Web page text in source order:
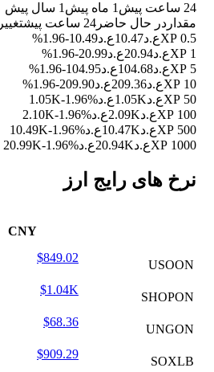
24 ساعت پیش 1 ماه پیش
1 سال پیش
مقدار در حال حاضر 24 ساعت پیش
تغییر 24 ساعته
0.5 XP
ع.د10.47 ع.د10.49
-1.96%
1 XP
ع.د20.94 ع.د20.99
-1.96%
5 XP
ع.د104.68 ع.د104.95
-1.96%
10 XP
ع.د209.36 ع.د209.90
-1.96%
50 XP
ع.د1.05K ع.د1.05K-1.96%
100 XP
ع.د2.09K ع.د2.10K-1.96%
500 XP
ع.د10.47K ع.د10.49K-1.96%
1000 XP
ع.د20.94K ع.د20.99K-1.96%
نرخ های رایج ارز
CNY
USOON
$849.02
SHOPON
$1.04K
UNGON
$68.36
SOXLB
$909.29